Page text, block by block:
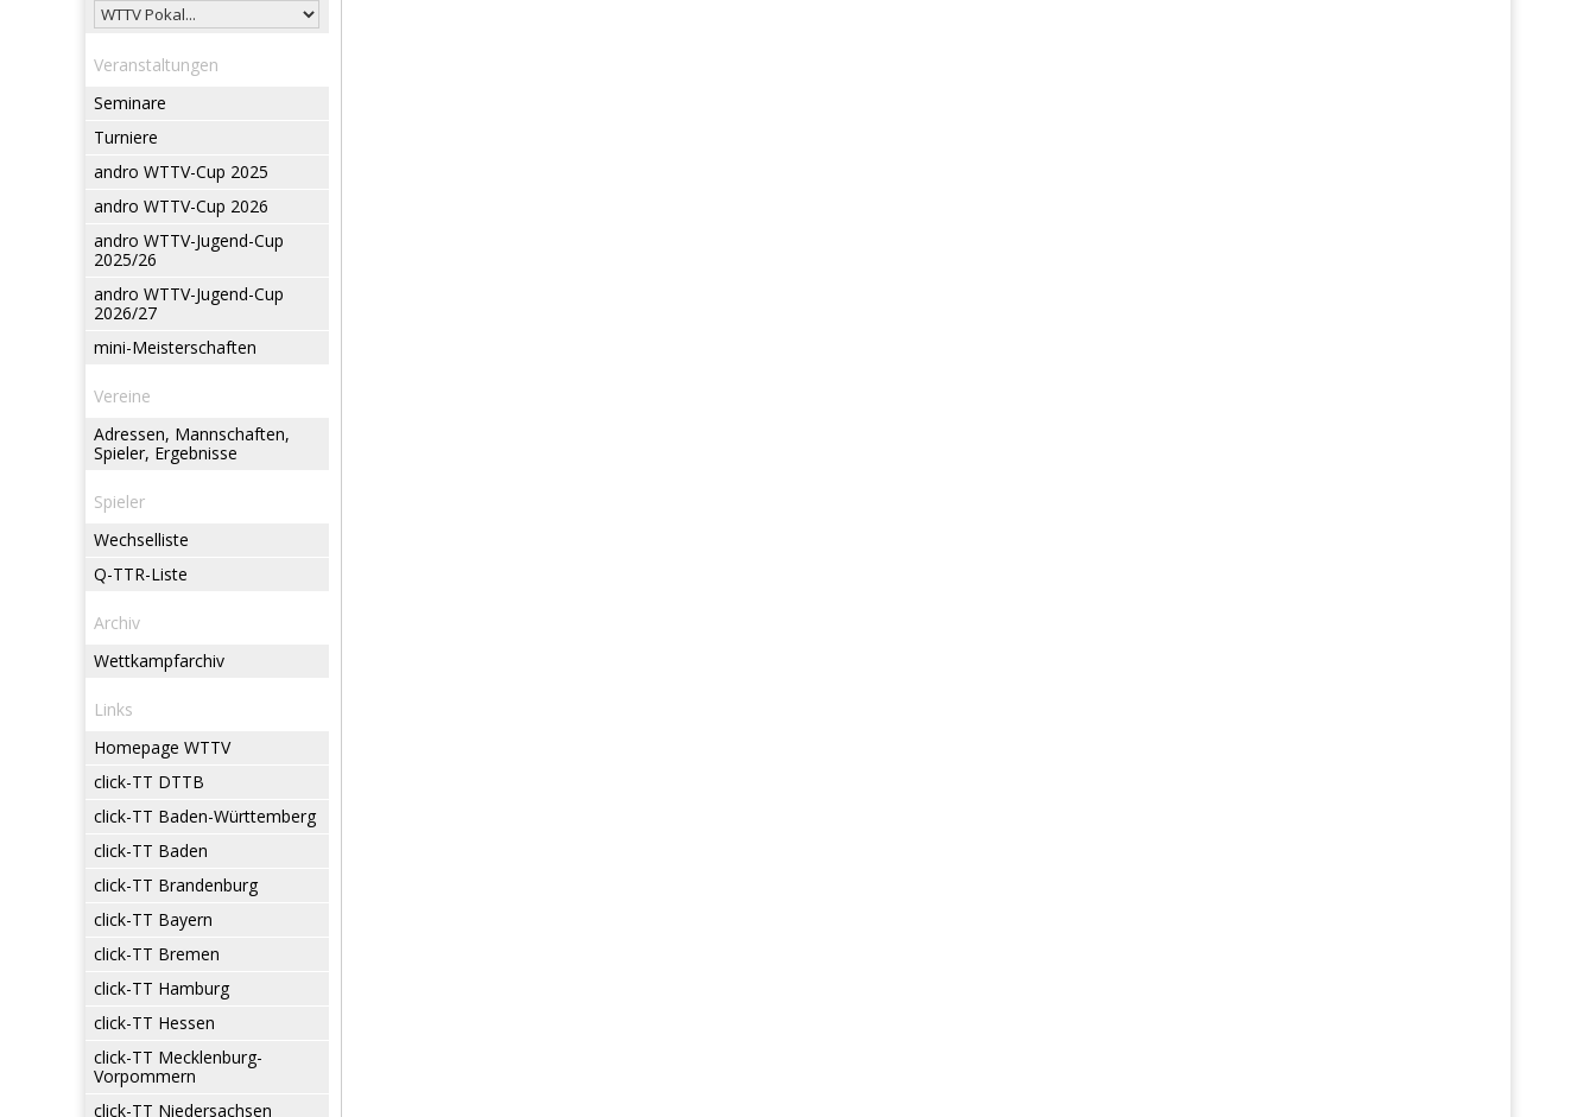
Veranstaltungen
Seminare
Turniere
andro WTTV-Cup 2025
andro WTTV-Cup 2026
andro WTTV-Jugend-Cup
2025/26
andro WTTV-Jugend-Cup
2026/27
mini-Meisterschaften
Vereine
Adressen, Mannschaften,
Spieler, Ergebnisse
Spieler
Wechselliste
Q-TTR-Liste
Archiv
Wettkampfarchiv
Links
Homepage WTTV
click-TT DTTB
click-TT Baden-Württemberg
click-TT Baden
click-TT Brandenburg
click-TT Bayern
click-TT Bremen
click-TT Hamburg
click-TT Hessen
click-TT Mecklenburg-
Vorpommern
click-TT Niedersachsen